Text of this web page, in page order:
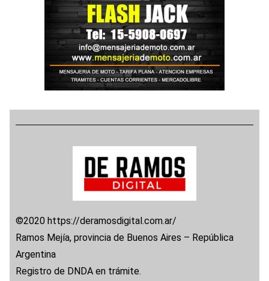
©2020 https://deramosdigital.com.ar/
Ramos Mejía, provincia de Buenos Aires – República
Argentina
Registro de DNDA en trámite.